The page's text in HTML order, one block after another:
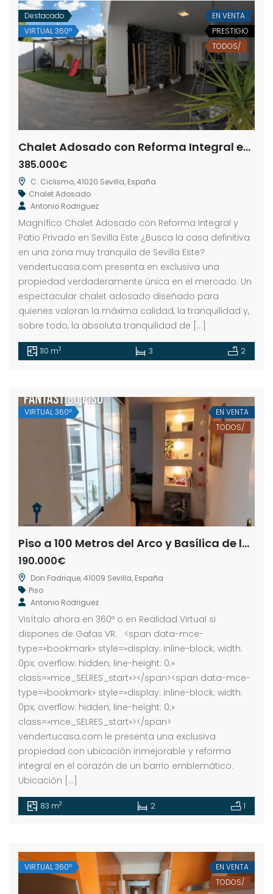
Destacado
VIRTUAL 360º
EN VENTA
PRESTIGIO
TODOS/
Chalet Adosado con Reforma Integral en Sevilla Este
385.000€
C. Ciclismo, 41020 Sevilla, España
Chalet Adosado
Antonio Rodriguez
Magnífico Chalet Adosado con Reforma Integral y
Patio Privado en Sevilla Este ¿Busca la casa definitiva
en una zona muy tranquila de Sevilla Este?
vendertucasa.com presenta en exclusiva una
propiedad verdaderamente única en el mercado. Un
espectacular chalet adosado diseñado para
quienes valoran la máxima calidad, la tranquilidad y,
sobre todo, la absoluta tranquilidad de […]
110 m2 3 2
VIRTUAL 360º
EN VENTA
TODOS/
Piso a 100 Metros del Arco y Basílica de la Macarena
190.000€
Don Fadrique, 41009 Sevilla, España
Piso
Antonio Rodriguez
Visítalo ahora en 360º o en Realidad Virtual si
dispones de Gafas VR. <span data-mce-
type=»bookmark» style=»display: inline-block; width:
0px; overflow: hidden; line-height: 0;»
class=»mce_SELRES_start»> </span><span data-mce-
type=»bookmark» style=»display: inline-block; width:
0px; overflow: hidden; line-height: 0;»
class=»mce_SELRES_start»> </span>
vendertucasa.com le presenta una exclusiva
propiedad con ubicación inmejorable y reforma
integral en el corazón de un barrio emblemático.
Ubicación […]
83 m2 2 1
VIRTUAL 360º
EN VENTA
TODOS/